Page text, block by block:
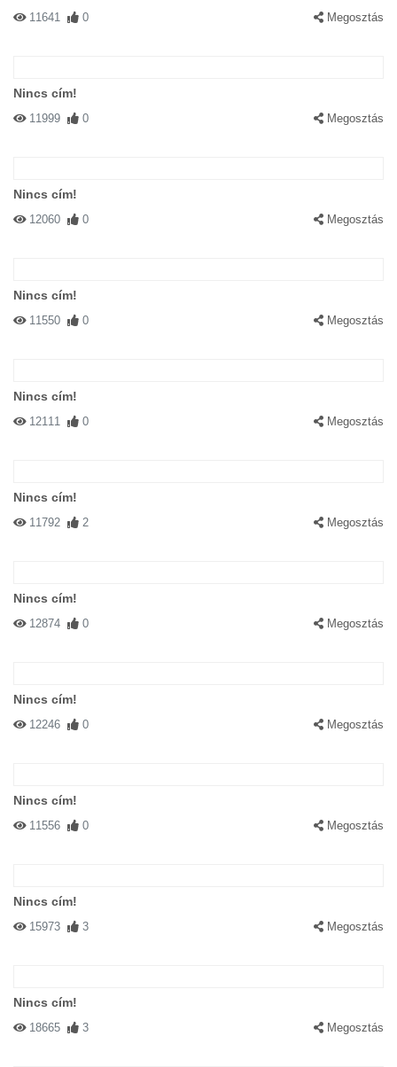
11641 0 Megosztás
Nincs cím!
11999 0 Megosztás
Nincs cím!
12060 0 Megosztás
Nincs cím!
11550 0 Megosztás
Nincs cím!
12111 0 Megosztás
Nincs cím!
11792 2 Megosztás
Nincs cím!
12874 0 Megosztás
Nincs cím!
12246 0 Megosztás
Nincs cím!
11556 0 Megosztás
Nincs cím!
15973 3 Megosztás
Nincs cím!
18665 3 Megosztás